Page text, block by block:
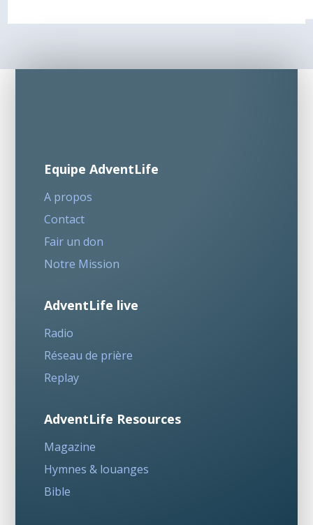
Equipe AdventLife
A propos
Contact
Fair un don
Notre Mission
AdventLife live
Radio
Réseau de prière
Replay
AdventLife Resources
Magazine
Hymnes & louanges
Bible